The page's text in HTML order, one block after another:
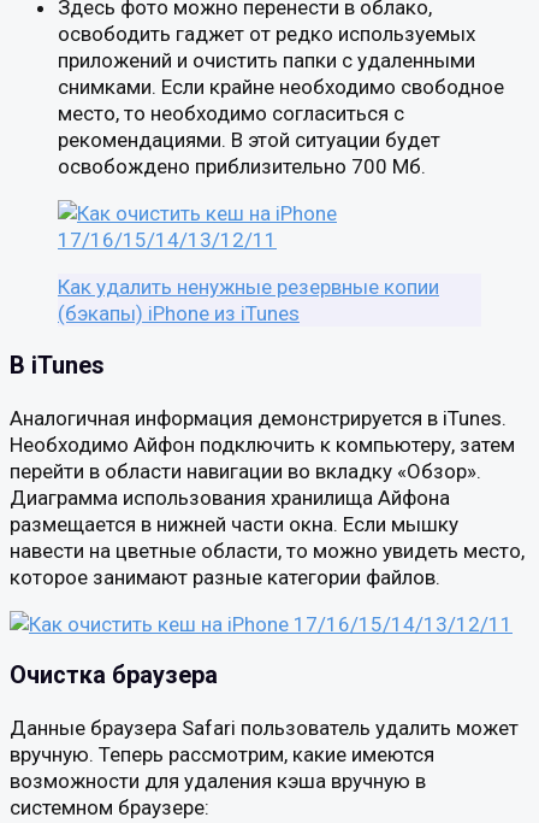
Здесь фото можно перенести в облако,
освободить гаджет от редко используемых
приложений и очистить папки с удаленными
снимками. Если крайне необходимо свободное
место, то необходимо согласиться с
рекомендациями. В этой ситуации будет
освобождено приблизительно 700 Мб.
Как удалить ненужные резервные копии
(бэкапы) iPhone из iTunes
В iTunes
Аналогичная информация демонстрируется в iTunes.
Необходимо Айфон подключить к компьютеру, затем
перейти в области навигации во вкладку «Обзор».
Диаграмма использования хранилища Айфона
размещается в нижней части окна. Если мышку
навести на цветные области, то можно увидеть место,
которое занимают разные категории файлов.
Очистка браузера
Данные браузера Safari пользователь удалить может
вручную. Теперь рассмотрим, какие имеются
возможности для удаления кэша вручную в
системном браузере: